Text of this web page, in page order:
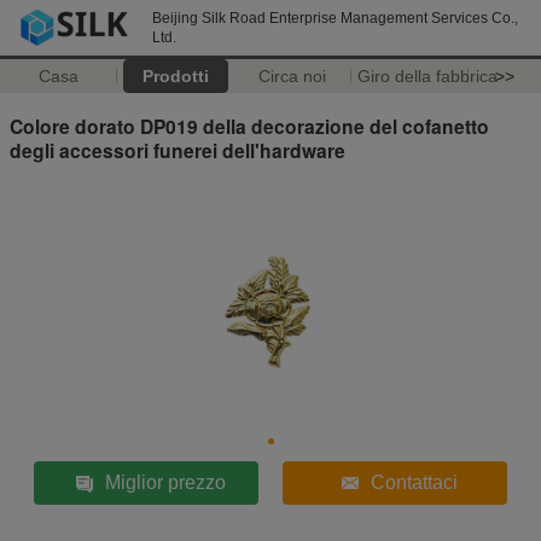
Beijing Silk Road Enterprise Management Services Co.,
Ltd.
Casa Prodotti Circa noi Giro della fabbrica>>
Colore dorato DP019 della decorazione del cofanetto
degli accessori funerei dell'hardware
Miglior prezzo Contattaci